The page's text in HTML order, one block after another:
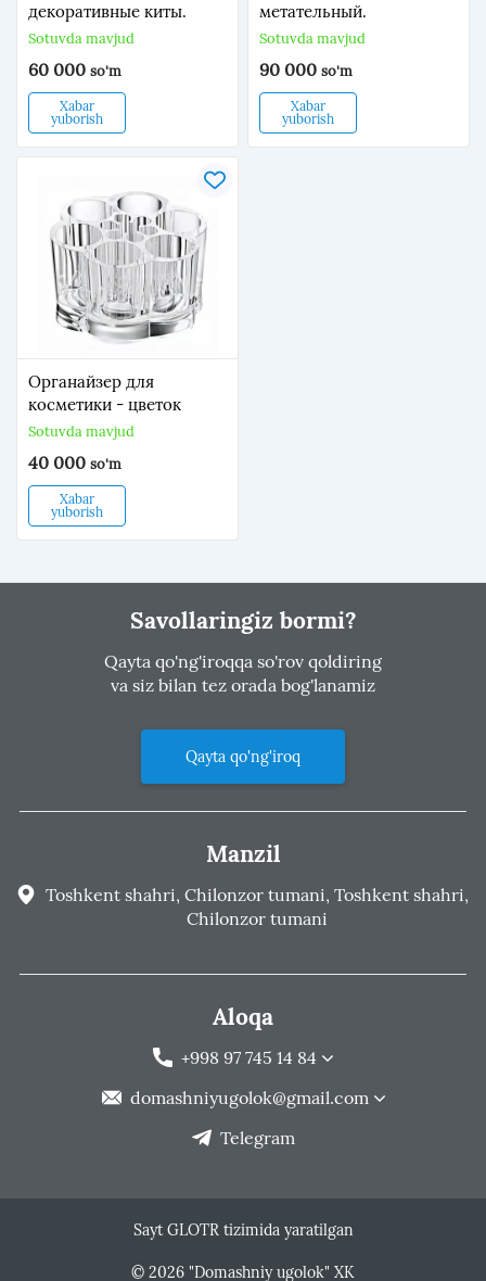
декоративные киты.
Sotuvda mavjud
60 000 so'm
Xabar
yuborish
метательный.
Sotuvda mavjud
90 000 so'm
Xabar
yuborish
Органайзер для
косметики - цветок
Sotuvda mavjud
40 000 so'm
Xabar
yuborish
Savollaringiz bormi?
Qayta qo'ng'iroqqa so'rov qoldiring
va siz bilan tez orada bog'lanamiz
Qayta qo'ng'iroq
Manzil
Toshkent shahri, Chilonzor tumani, Toshkent shahri,
Chilonzor tumani
Aloqa
+998 97 745 14 84
domashniyugolok@gmail.com
Telegram
Sayt GLOTR tizimida yaratilgan
© 2026 "Domashniy ugolok" XK